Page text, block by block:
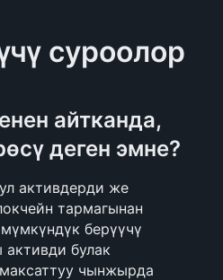
суроолор
айтканда,
деген эмне?
активдерди же
тармагынан
берүүчү
булак
чынжырда